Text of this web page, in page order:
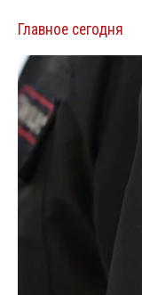
Главное сегодня